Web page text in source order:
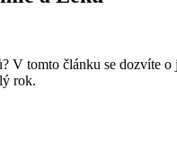
tomto článku se dozvíte
rok.